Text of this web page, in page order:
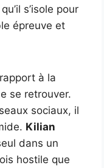
s’isole pour
épreuve et
à la
se retrouver.
sociaux, il
Kilian
dans un
hostile que